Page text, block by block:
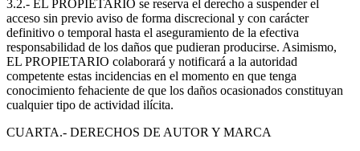
3.2.- EL PROPIETARIO se reserva el derecho a suspender el
acceso sin previo aviso de forma discrecional y con carácter
definitivo o temporal hasta el aseguramiento de la efectiva
responsabilidad de los daños que pudieran producirse. Asimismo,
EL PROPIETARIO colaborará y notificará a la autoridad
competente estas incidencias en el momento en que tenga
conocimiento fehaciente de que los daños ocasionados constituyan
cualquier tipo de actividad ilícita.
CUARTA.- DERECHOS DE AUTOR Y MARCA